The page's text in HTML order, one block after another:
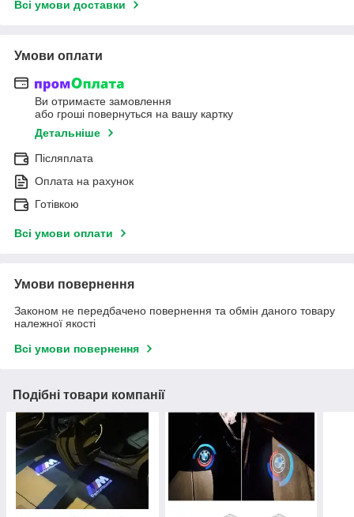
Всі умови доставки
Умови оплати
Ви отримаєте замовлення
або гроші повернуться на вашу картку
Детальніше
Післяплата
Оплата на рахунок
Готівкою
Всі умови оплати
Умови повернення
Законом не передбачено повернення та обмін даного товару
належної якості
Всі умови повернення
Подібні товари компанії